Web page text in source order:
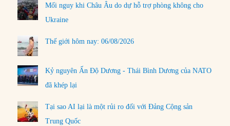
Mối nguy khi Châu Âu do dự hỗ trợ phòng không cho
Ukraine
Thế giới hôm nay: 06/08/2026
Kỷ nguyên Ấn Độ Dương - Thái Bình Dương của NATO
đã khép lại
Tại sao AI lại là một rủi ro đối với Đảng Cộng sản
Trung Quốc